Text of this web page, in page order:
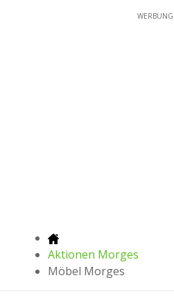
WERBUNG
Aktionen Morges
Möbel Morges